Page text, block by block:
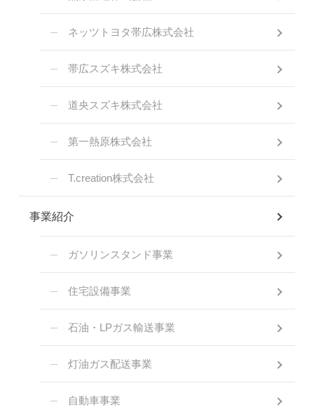
ネッツトヨタ帯広株式会社
帯広スズキ株式会社
道央スズキ株式会社
第一熱原株式会社
T.creation株式会社
事業紹介
ガソリンスタンド事業
住宅設備事業
石油・LPガス輸送事業
灯油ガス配送事業
自動車事業